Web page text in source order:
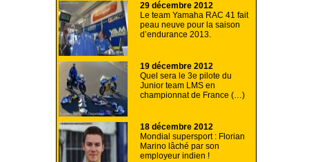
29 décembre 2012
Le team Yamaha RAC 41 fait
peau neuve pour la saison
d’endurance 2013.
19 décembre 2012
Quel sera le 3e pilote du
Junior team LMS en
championnat de France (…)
18 décembre 2012
Mondial supersport : Florian
Marino lâché par son
employeur indien !